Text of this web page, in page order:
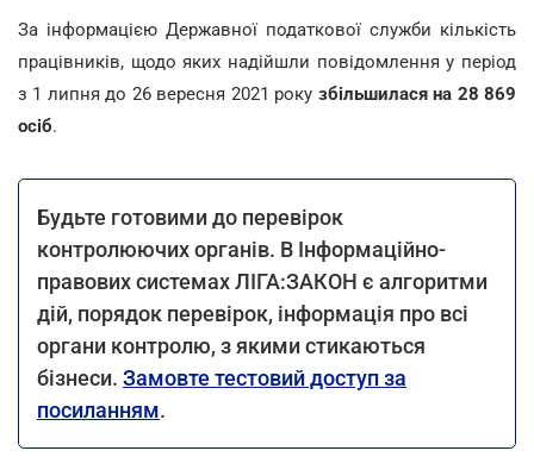
За інформацією Державної податкової служби кількість
працівників, щодо яких надійшли повідомлення у період
з 1 липня до 26 вересня 2021 року збільшилася на 28 869
осіб.
Будьте готовими до перевірок
контролюючих органів. В Інформаційно-
правових системах ЛІГА:ЗАКОН є алгоритми
дій, порядок перевірок, інформація про всі
органи контролю, з якими стикаються
бізнеси. Замовте тестовий доступ за
посиланням.